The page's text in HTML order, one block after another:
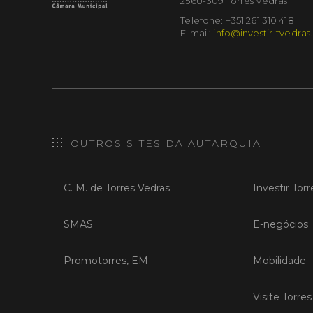
Telefone: +351 261 310 418
E-mail: info@investir-
OUTROS SITES DA AUTARQUIA
C. M. de Torres Vedras
SMAS
Promotorres, EM
Investir
E-negócios
Mobilidade
Visite